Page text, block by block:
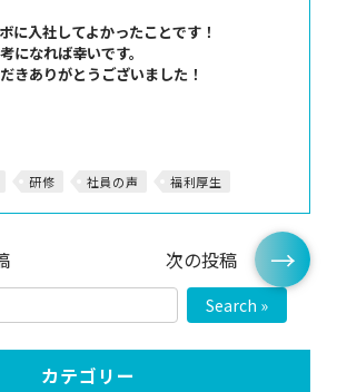
に入社してよかったことです！
になれば幸いです。
きありがとうございました！
研修 社員の声 福利厚生
次の投稿
Search »
カテゴリー